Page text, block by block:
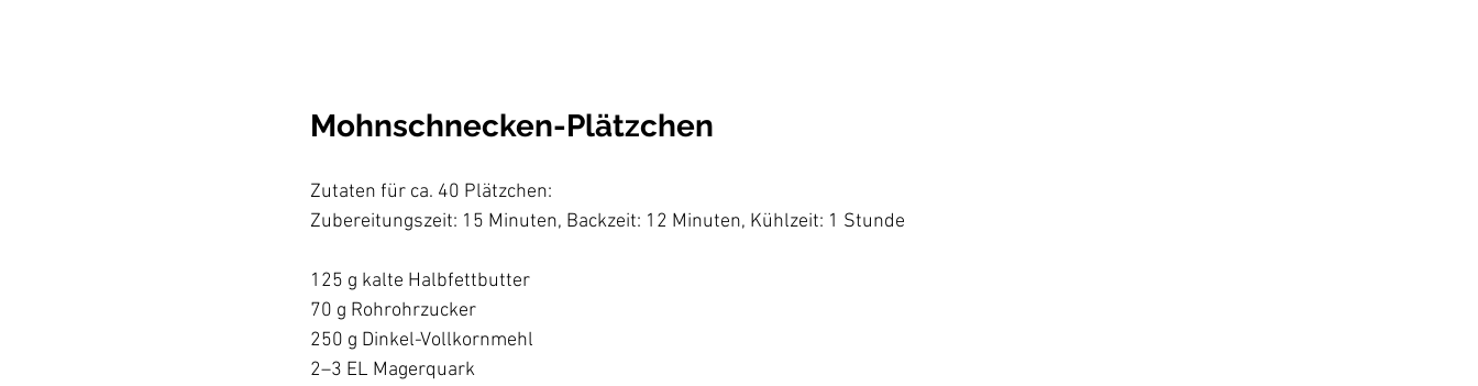
Mohnschnecken-Plätzchen
Zutaten für ca. 40 Plätzchen:
Zubereitungszeit: 15 Minuten, Backzeit: 12 Minuten, Kühlzeit: 1 Stunde
125 g kalte Halbfettbutter
70 g Rohrohrzucker
250 g Dinkel-Vollkornmehl
2–3 EL Magerquark